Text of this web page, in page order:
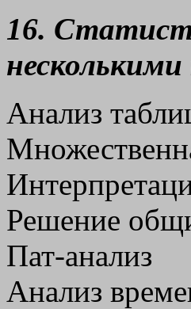
16.
Анализ
Решение
Пат-анализ
Анализ